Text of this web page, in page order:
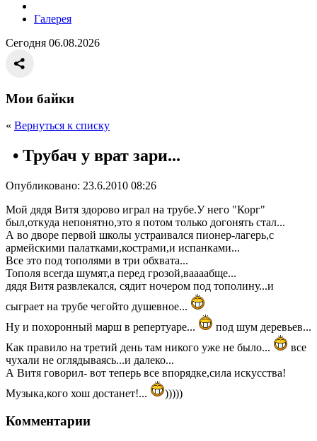
Галерея
Сегодня 06.08.2026
Мои байки
« Вернуться к списку
• Трубач у врат зари...
Опубликовано: 23.6.2010 08:26
Мой дядя Витя здорово играл на трубе.У него "Корг"
был,откуда непонятно,это я потом только догонять стал...
А во дворе первой школы устраивался пионер-лагерь,с
армейскими палатками,кострами,и испанками...
Все это под тополями в три обхвата...
Тополя всегда шумят,а перед грозой,ваааабще...
дядя Витя развлекался, сядит ночером под тополину...и
сыграет на трубе чегойто душевное...
Ну и похоронный марш в репертуаре...
под шум деревьев...
Как правило на третий день там никого уже не было...
все
чухали не оглядываясь...и далеко...
А Витя говорил- вот теперь все впорядке,сила искусства!
Музыка,кого хош достанет!...
)))))
Комментарии